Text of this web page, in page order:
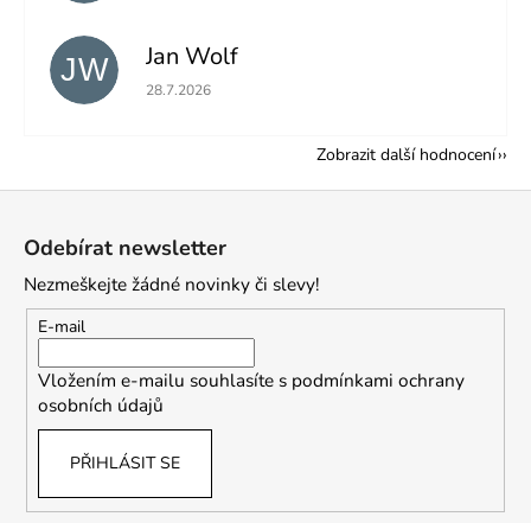
JW Jan Wolf
Hodnocení obchodu je 5 z 5 hvězdiček.
28.7.2026
Zobrazit další hodnocení
Odebírat newsletter
Nezmeškejte žádné novinky či slevy!
E-mail
Vložením e-mailu souhlasíte s podmínkami ochrany
osobních údajů
PŘIHLÁSIT SE